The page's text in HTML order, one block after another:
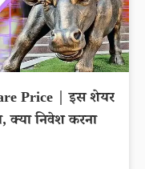
Price | इस शेयर
क्या निवेश करना